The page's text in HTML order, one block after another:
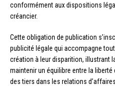
conformément aux dispositions
créancier.
Cette obligation de publication
publicité légale qui accompagne
création à leur disparition, illustrant
maintenir un équilibre entre la
des tiers dans les relations d’affaires.